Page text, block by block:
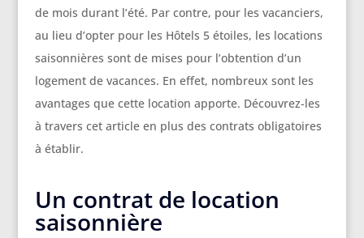
de mois durant l’été. Par contre, pour les vacanciers,
au lieu d’opter pour les Hôtels 5 étoiles, les locations
saisonnières sont de mises pour l’obtention d’un
logement de vacances. En effet, nombreux sont les
avantages que cette location apporte. Découvrez-les
à travers cet article en plus des contrats obligatoires
à établir.
Un contrat de location
saisonnière